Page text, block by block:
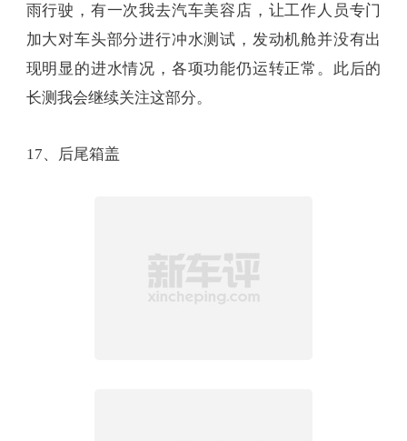
雨行驶，有一次我去汽车美容店，让工作人员专门
加大对车头部分进行冲水测试，发动机舱并没有出
现明显的进水情况，各项功能仍运转正常。此后的
长测我会继续关注这部分。
17、后尾箱盖